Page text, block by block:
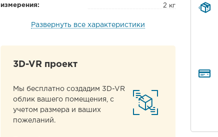
измерения:
2 кг
Развернуть все характеристики
3D-VR проект
Мы бесплатно создадим 3D-VR
облик вашего помещения, с
учетом размера и ваших
пожеланий.